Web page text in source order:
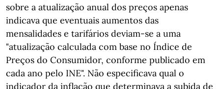
sobre a atualização anual dos preços apenas
indicava que eventuais aumentos das
mensalidades e tarifários deviam-se a uma
"atualização calculada com base no Índice de
Preços do Consumidor, conforme publicado em
cada ano pelo INE". Não especificava qual o
indicador da inflação que determinava a subida de